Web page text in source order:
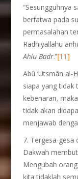
“Sesungguhnya
berfatwa pada
permasalahan
Radhiyallahu
Ahlu Badr.”[11]
Abû ‘Utsmân al-H
siapa yang tidak
kebenaran,
tidak akan
menjawab
7. Tergesa-gesa
Dakwah
Mengubah
kita tidaklah